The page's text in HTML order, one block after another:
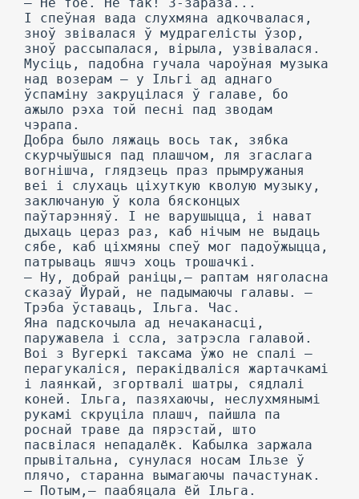
I спеўная вада слухмяна адкочвалася,
зноў звівалася ў мудрагелісты ўзор,
зноў рассыпалася, вірыла, узвівалася.
Мусіць, падобна гучала чароўная музыка
над возерам — у Ільгі ад аднаго
ўспаміну закруцілася ў галаве, бо
ажыло рэха той песні пад зводам
чэрапа.
Добра было ляжаць вось так, зябка
скурчыўшыся пад плашчом, ля згаслага
вогнішча, глядзець праз прымружаныя
веі і слухаць ціхуткую кволую музыку,
заключаную ў кола бясконцых
паўтарэнняў. I не варушыцца, і нават
дыхаць цераз раз, каб нічым не выдаць
сябе, каб ціхмяны спеў мог падоўжыцца,
патрываць яшчэ хоць трошачкі.
— Ну, добрай раніцы,— раптам няголасна
сказаў Йурай, не падымаючы галавы. —
Трэба ўставаць, Ільга. Час.
Яна падскочыла ад нечаканасці,
паружавела і ссла, затрэсла галавой.
Воі з Вугеркі таксама ўжо не спалі —
перагукаліся, перакідваліся жартачкамі
і лаянкай, згортвалі шатры, сядлалі
коней. Ільга, пазяхаючы, неслухмянымі
рукамі скруціла плашч, пайшла па
роснай траве да пярэстай, што
пасвілася непадалёк. Кабылка заржала
прывітальна, сунулася носам Ільзе ў
плячо, старанна вымагаючы пачастунак.
— Потым,— паабяцала ёй Ільга.